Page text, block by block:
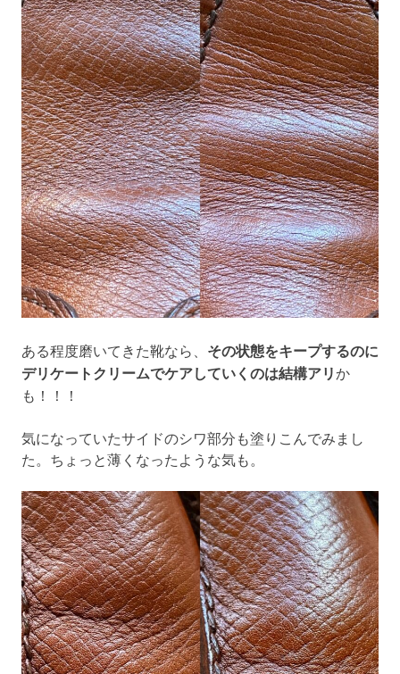
ある程度磨いてきた靴なら、 その状態をキープするのに
デリケートクリームでケアしていくのは結構アリか
も！！！
気になっていたサイドのシワ部分も塗りこんでみまし
た。ちょっと薄くなったような気も。